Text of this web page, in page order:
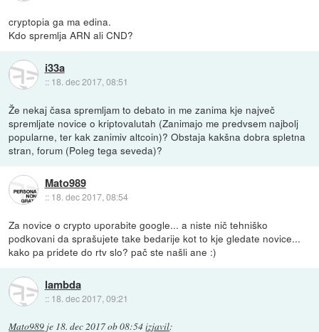
cryptopia ga ma edina.
Kdo spremlja ARN ali CND?
i33a
:: 18. dec 2017, 08:51
Že nekaj časa spremljam to debato in me zanima kje največ
spremljate novice o kriptovalutah (Zanimajo me predvsem najbolj
popularne, ter kak zanimiv altcoin)? Obstaja kakšna dobra spletna
stran, forum (Poleg tega seveda)?
Mato989
:: 18. dec 2017, 08:54
Za novice o crypto uporabite google... a niste nič tehniško
podkovani da sprašujete take bedarije kot to kje gledate novice...
kako pa pridete do rtv slo? pač ste našli ane :)
lambda
:: 18. dec 2017, 09:21
Mato989 je 18. dec 2017 ob 08:54izjavil: